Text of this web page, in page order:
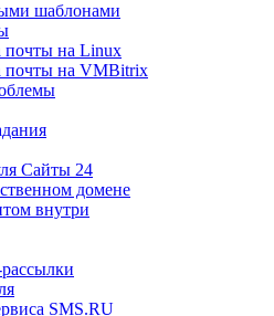
шаблонами
почты на Linux
почты на VMBitrix
Сайты 24
домене
внутри
SMS.RU